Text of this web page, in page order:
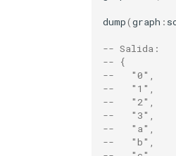
dump(graph :
-- Salida:
-- {
--   "0",
--   "1",
--   "2",
--   "3",
--   "a",
--   "b",